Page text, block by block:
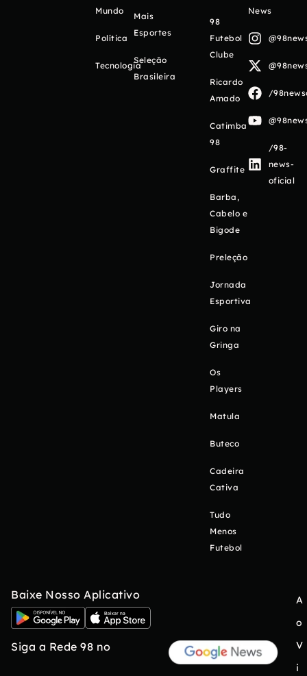
Mundo
Política
Tecnologia
Mais
Esportes
Seleção
Brasileira
98
Futebol
Clube
Ricardo
Amado
Catimba
98
Graffite
Barba,
Cabelo e
Bigode
Preleção
Jornada
Esportiva
Giro na
Gringa
Os
Players
Matula
Buteco
Cadeira
Cativa
Tudo
Menos
Futebol
News
/
/98-
news-
oficial
Baixe Nosso Aplicativo
Siga a Rede 98 no
A
o
V
i